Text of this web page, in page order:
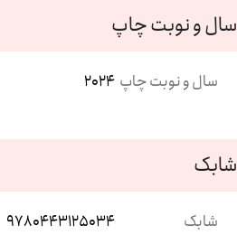
سال و نوبت چاپ
سال و نوبت چاپ 2024
شابک
شابک 9780443125034